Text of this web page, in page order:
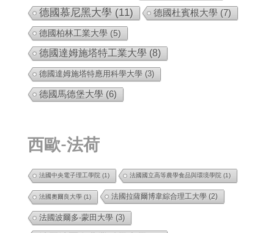
德國慕尼黑大學 (11) 德國杜賓根大學 (7)
德國柏林工業大學 (5)
德國達姆施塔特工業大學 (8)
德國達姆施塔特應用科學大學 (3)
德國馬德堡大學 (6)
西歐-法荷
法國中央電子理工學院 (1) 法國國立高等農學食品與環境學院 (1)
法國奧爾良大學 (1) 法國拉薩爾博韋綜合理工大學 (2)
法國波爾多-蒙田大學 (3)